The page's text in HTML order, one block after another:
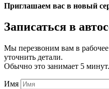
Приглашаем вас в новый
Записаться в
Мы перезвоним вам в
уточнить детали.
Обычно это занимает 5 минут.
Имя